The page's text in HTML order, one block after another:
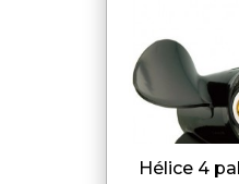
hélice 4 pales 12.5x21 (15